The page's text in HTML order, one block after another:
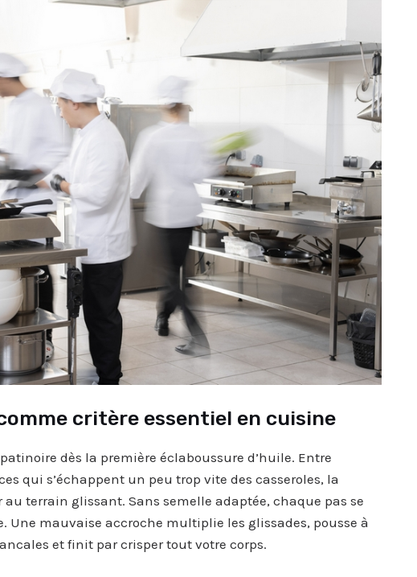
critère essentiel en cuisine
dès la première éclaboussure d’huile. Entre
qui s’échappent un peu trop vite des casseroles, la
terrain glissant. Sans semelle adaptée, chaque pas se
Une mauvaise accroche multiplie les glissades, pousse à
et finit par crisper tout votre corps.